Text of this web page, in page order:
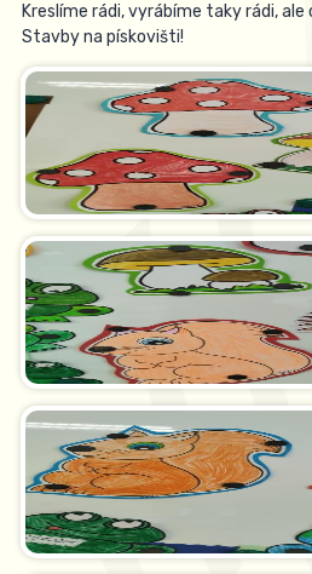
Kreslíme rádi, vyrábíme taky rádi,
Stavby na pískovišti!